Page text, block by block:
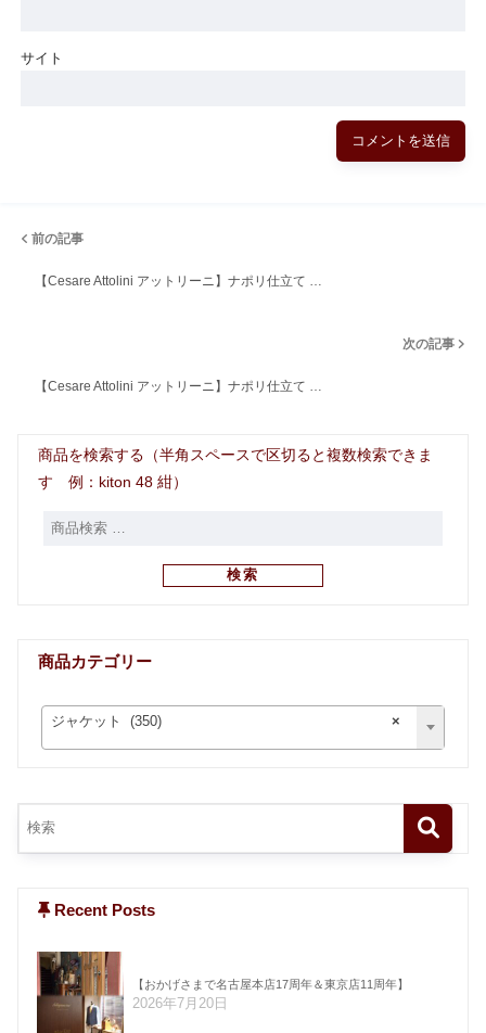
サイト
前の記事
【Cesare Attolini アットリーニ】ナポリ仕立て …
次の記事
【Cesare Attolini アットリーニ】ナポリ仕立て …
商品を検索する（半角スペースで区切ると複数検索できま
す 例：kiton 48 紺）
検索
商品カテゴリー
×
ジャケット (350)
Recent Posts
【おかげさまで名古屋本店17周年＆東京店11周年】
2026年7月20日